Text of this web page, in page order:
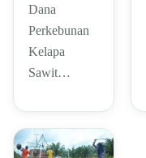
Dana
Perkebunan
Kelapa
Sawit…